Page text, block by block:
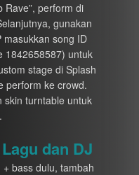
Rave”, perform di
gunakan
song ID
1842658587) untuk
stage di Splash
perform ke crowd.
skin turntable untuk
dan DJ
bass dulu, tambah